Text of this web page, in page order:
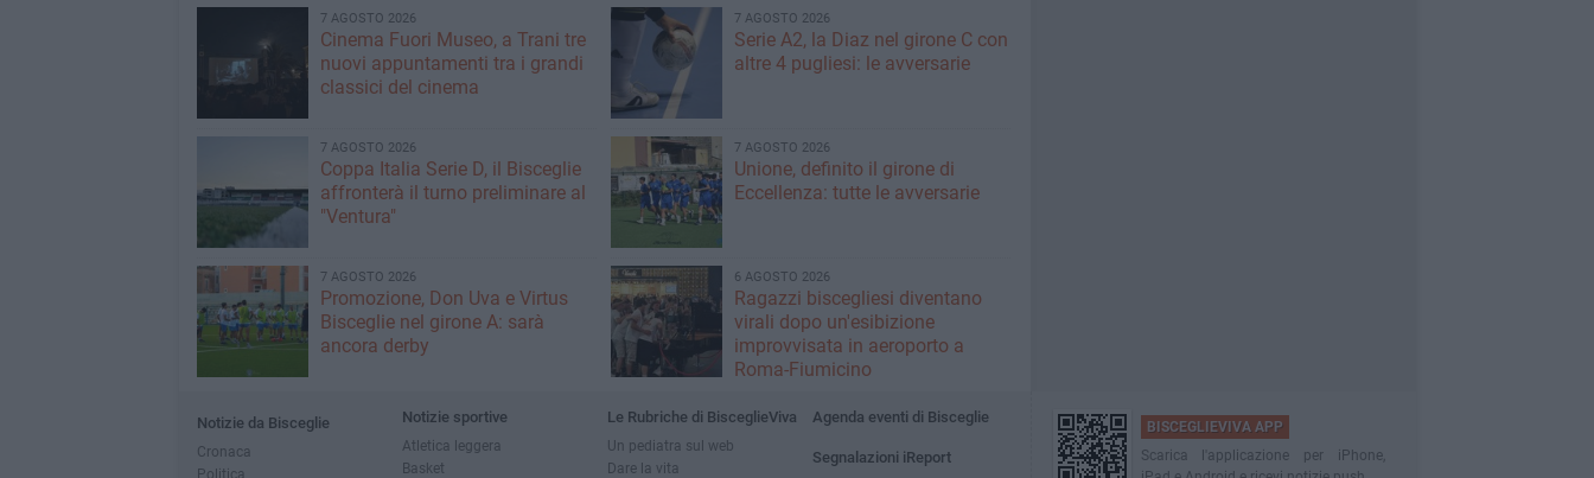
7 AGOSTO 2026
Cinema Fuori Museo, a Trani tre
nuovi appuntamenti tra i grandi
classici del cinema
7 AGOSTO 2026
Serie A2, la Diaz nel girone C con
altre 4 pugliesi: le avversarie
7 AGOSTO 2026
Coppa Italia Serie D, il Bisceglie
affronterà il turno preliminare al
"Ventura"
7 AGOSTO 2026
Unione, definito il girone di
Eccellenza: tutte le avversarie
7 AGOSTO 2026
Promozione, Don Uva e Virtus
Bisceglie nel girone A: sarà
ancora derby
6 AGOSTO 2026
Ragazzi biscegliesi diventano
virali dopo un'esibizione
improvvisata in aeroporto a
Roma-Fiumicino
Notizie da Bisceglie
Cronaca
Politica
Notizie sportive
Atletica leggera
Basket
Le Rubriche di BisceglieViva
Un pediatra sul web
Dare la vita
Agenda eventi di Bisceglie
Segnalazioni iReport
BISCEGLIEVIVA APP
Scarica l'applicazione per iPhone,